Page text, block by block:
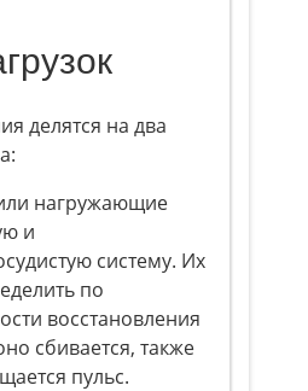
делятся на два
нагружающие
и
систему. Их
по
восстановления
сбивается, также
пульс.